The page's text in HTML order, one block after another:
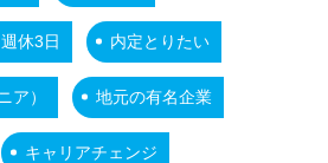
週休3日 内定とりたい
ア） 地元の有名企業
キャリアチェンジ